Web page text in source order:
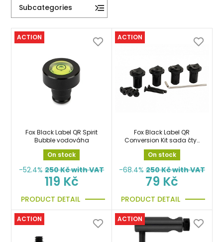
Subcategories
ACTION
Fox Black Label QR Spirit
Bubble vodováha
On stock
-52.4% 250Kč with VAT
119 Kč
PRODUCT DETAIL
ACTION
Fox Black Label QR
Conversion Kit sada čtyř
oboustraných šroubů
On stock
-68.4% 250Kč with VAT
79 Kč
PRODUCT DETAIL
ACTION ACTION